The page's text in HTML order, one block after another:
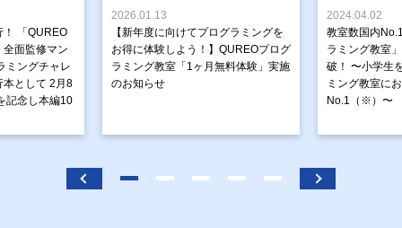
！ 「QUREO
面監修マン
ミングチャレ
本として 2月8
記念し本編10
2026.01.13
【新年度に向けてプログラミングを
お得に体験しよう！】QUREOプログ
ラミング教室「1ヶ月無料体験」実施
のお知らせ
2024.04.02
教室数国内
ラミング教室
破！ 〜小学生
ミング教室に
No.1（※）〜